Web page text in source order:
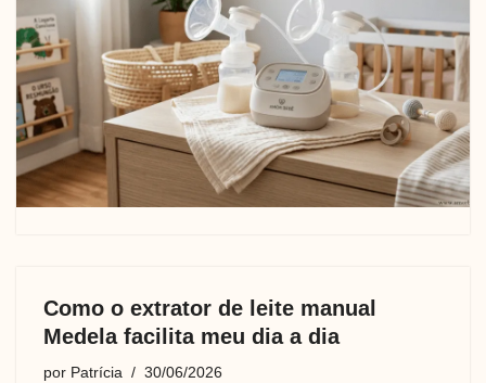
Como o extrator de leite manual
Medela facilita meu dia a dia
por Patrícia 30/06/2026